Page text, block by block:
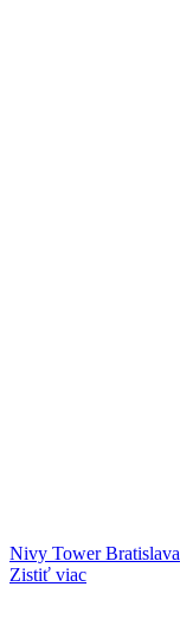
Nivy Tower Bratislava
Zistiť viac